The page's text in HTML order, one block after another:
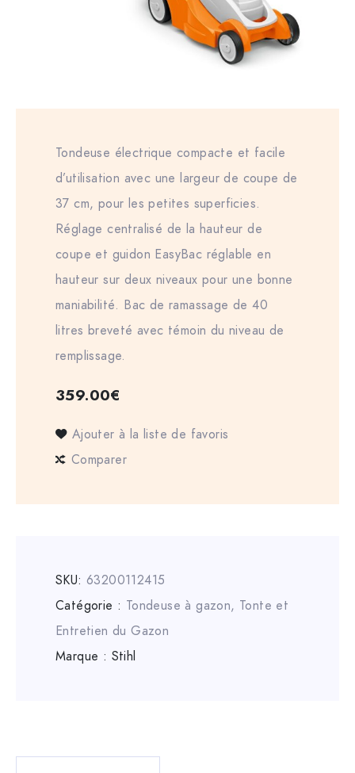
Tondeuse électrique compacte et facile
d’utilisation avec une largeur de coupe de
37 cm, pour les petites superficies.
Réglage centralisé de la hauteur de
coupe et guidon EasyBac réglable en
hauteur sur deux niveaux pour une bonne
maniabilité. Bac de ramassage de 40
litres breveté avec témoin du niveau de
remplissage.
359.00€
Ajouter à la liste de favoris
Comparer
SKU: 63200112415
Catégorie : Tondeuse à gazon, Tonte et
Entretien du Gazon
Marque : Stihl